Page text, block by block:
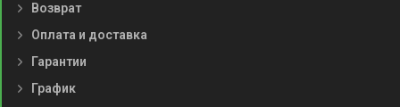
Возврат
Оплата и доставка
Гарантии
График